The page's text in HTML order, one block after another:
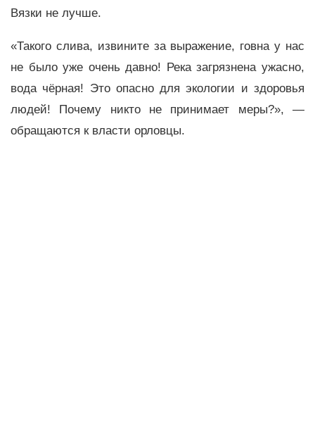
Вязки не лучше.
«Такого слива, извините за выражение, говна у нас
не было уже очень давно! Река загрязнена ужасно,
вода чёрная! Это опасно для экологии и здоровья
людей! Почему никто не принимает меры?», —
обращаются к власти орловцы.